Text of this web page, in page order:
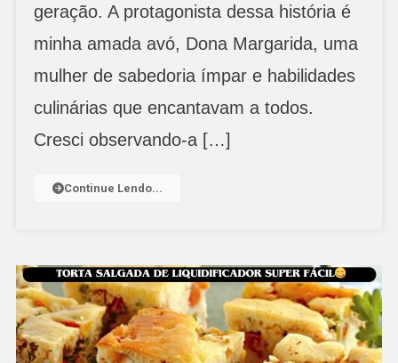
geração. A protagonista dessa história é
minha amada avó, Dona Margarida, uma
mulher de sabedoria ímpar e habilidades
culinárias que encantavam a todos.
Cresci observando-a […]
Continue Lendo...